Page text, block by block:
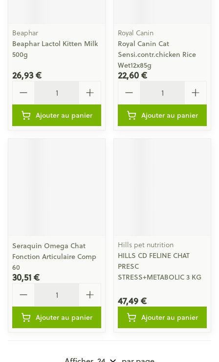
Beaphar
Beaphar Lactol Kitten Milk
500g
26,93 €
Ajouter au panier
Royal Canin
Royal Canin Cat
Sensi.contr.chicken Rice
Wet12x85g
22,60 €
Ajouter au panier
Seraquin Omega Chat
Fonction Articulaire Comp
60
30,51 €
Ajouter au panier
Hills pet nutrition
HILLS CD FELINE CHAT
PRESC
STRESS+METABOLIC 3 KG
47,49 €
Ajouter au panier